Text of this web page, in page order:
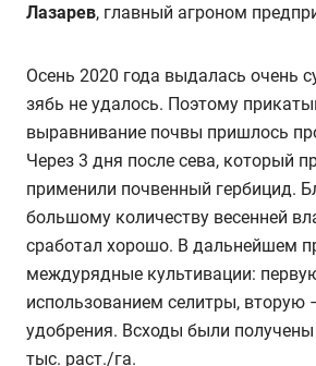
Лазарев, главный агроном
Осень 2020 года выдалась очень
зябь не удалось. Поэтому
выравнивание почвы пришлось
Через 3 дня после сева, который
применили почвенный гербицид.
большому количеству весенней
сработал хорошо. В дальнейшем
междурядные культивации:
использованием селитры, вторую
удобрения. Всходы были
тыс. раст./га.